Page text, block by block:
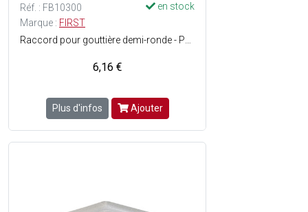
Réf. : FB10300
en stock
Marque : FIRST
6,16 €
Plus d'infos Ajouter